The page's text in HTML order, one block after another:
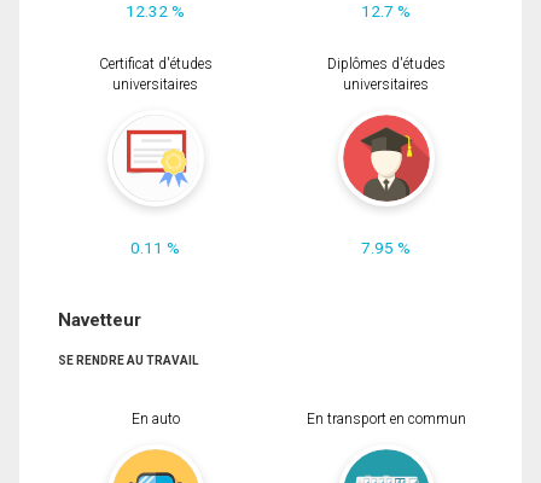
12.32 % 12.7 %
Certificat d'études
universitaires
0.11 %
Diplômes d'études
universitaires
7.95 %
Navetteur
SE RENDRE AU TRAVAIL
En auto En transport en commun